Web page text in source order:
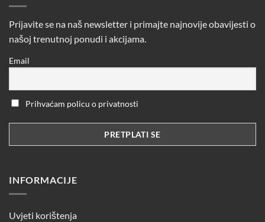
Prijavite se na naš newsletter i primajte najnovije obavijesti o
našoj trenutnoj ponudi i akcijama.
Email
Prihvaćam policu o privatnosti
INFORMACIJE
Uvjeti korištenja